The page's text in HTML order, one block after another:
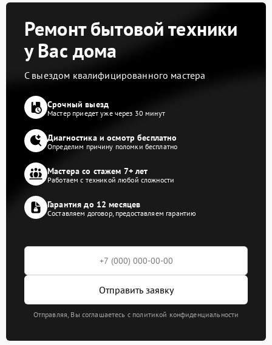
Ремонт бытовой техники
у Вас дома
С выездом квалифицированного мастера
Срочный выезд
Мастер приедет уже через 30 минут
Диагностика и осмотр бесплатно
Определим причину поломки бесплатно
Мастера со стажем 7+ лет
Работаем с техникой любой сложности
Гарантия до 12 месяцев
Составляем договор, предоставляем гарантию
Отправить заявку
Отправляя, Вы соглашаетесь с политикой конфиденциальности